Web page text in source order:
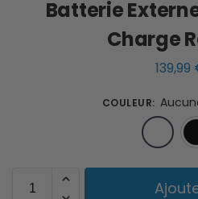
Batterie
Charge
139,99
COULEUR: